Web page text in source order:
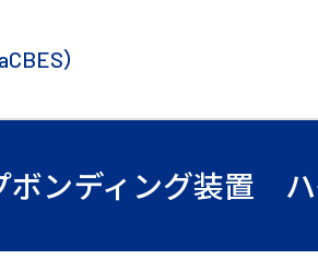
）
ボンディング装置